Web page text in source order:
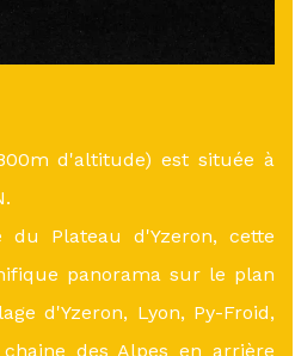
d'altitude) est située à
du Plateau d'Yzeron, cette
panorama sur le plan
d'Yzeron, Lyon, Py-Froid,
des Alpes en arrière